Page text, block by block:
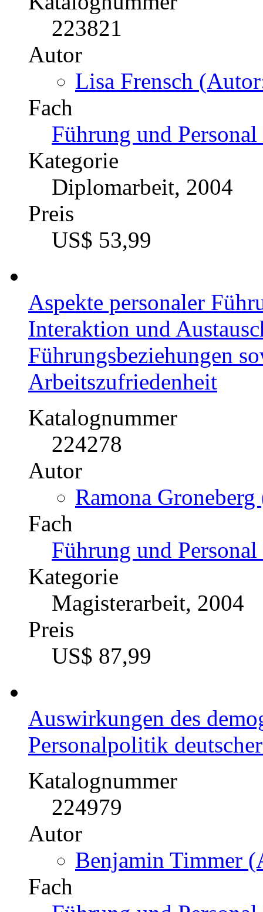
223821
Autor
Lisa Frensch
Fach
Führung und
Kategorie
Diplomarbeit, 2004
Preis
US$ 53,99
Aspekte personaler
Interaktion und
Führungsbeziehungen
Arbeitszufriedenheit
Katalognummer
224278
Autor
Ramona
Fach
Führung und
Kategorie
Magisterarbeit, 2004
Preis
US$ 87,99
Auswirkungen des
Personalpolitik
Katalognummer
224979
Autor
Benjamin Timmer
Fach